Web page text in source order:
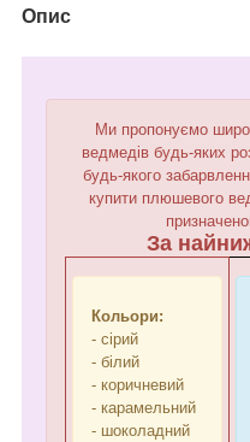
Опис
Ми пропонуємо
ведмедів будь-яких
будь-якого
купити плюшевого
За
Кольори:
- сірий
- білий
- коричневий
- карамельний
- шоколадний